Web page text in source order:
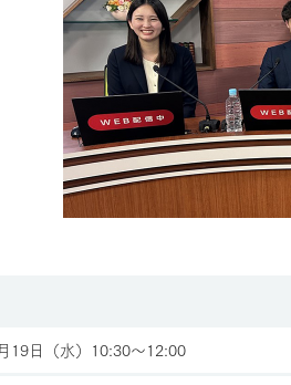
19日（水）10:30～12:00